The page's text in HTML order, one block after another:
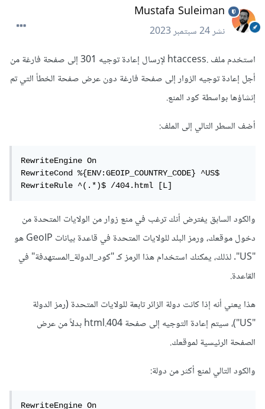
Mustafa Suleiman
نشر24 سبتمبر 2023
استخدم ملف .htaccess لإرسال إعادة توجيه 301 إلى صفحة فارغة من
أجل إعادة توجيه الزوار إلى صفحة فارغة دون عرض صفحة الخطأ التي تم
إنشاؤها بواسطة كود المنع.
أضف السطر التالي إلى الملف:
RewriteEngine On
RewriteCond %{ENV:GEOIP_COUNTRY_CODE} ^US$
RewriteRule ^(.*)$ /404.html [L]
والكود السابق يفترض أنك ترغب في منع زوار من الولايات المتحدة من
دخول موقعك، ورمز البلد للولايات المتحدة في قاعدة بيانات GeoIP هو
"US". لذلك، يمكنك استخدام هذا الرمز كـ "كود_الدولة_المستهدفة" في
القاعدة.
هذا يعني أنه إذا كانت دولة الزائر تابعة للولايات المتحدة (رمز الدولة
"US")، سيتم إعادة التوجيه إلى صفحة 404.html بدلاً من عرض
الصفحة الرئيسية لموقعك.
والكود التالي لمنع أكثر من دولة:
RewriteEngine On